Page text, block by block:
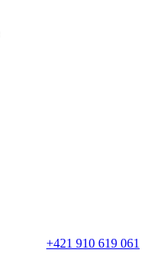
+421 910 619 061